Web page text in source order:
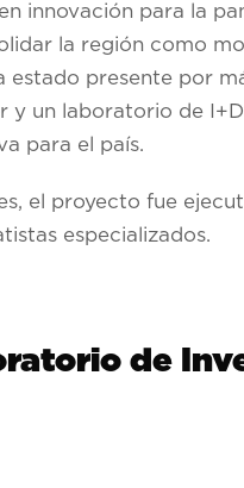
innovación para la
la región como
presente por
un laboratorio de
para el país.
el proyecto fue
especializados.
de